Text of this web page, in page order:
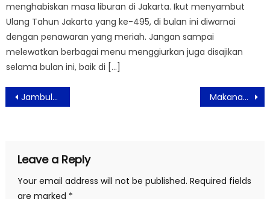
menghabiskan masa liburan di Jakarta. Ikut menyambut
Ulang Tahun Jakarta yang ke-495, di bulan ini diwarnai
dengan penawaran yang meriah. Jangan sampai
melewatkan berbagai menu menggiurkan juga disajikan
selama bulan ini, baik di […]
Post
navigation
Jambuluwuk Thamrin Hotel Menyediakan Fasilitas Stasiun Pengisian Kendaraan Listrik Makanan Sehat Pengganti Nasi Putih
Leave a Reply
Your email address will not be published. Required fields
are marked *